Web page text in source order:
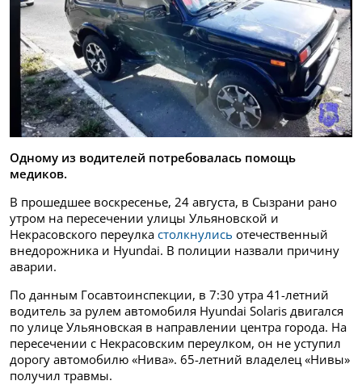
Одному из водителей потребовалась помощь
медиков.
В прошедшее воскресенье, 24 августа, в Сызрани рано
утром на пересечении улицы Ульяновской и
Некрасовского переулка столкнулись отечественный
внедорожника и Hyundai. В полиции назвали причину
аварии.
По данным Госавтоинспекции, в 7:30 утра 41-летний
водитель за рулем автомобиля Hyundai Solaris двигался
по улице Ульяновская в направлении центра города. На
пересечении с Некрасовским переулком, он не уступил
дорогу автомобилю «Нива». 65-летний владелец «Нивы»
получил травмы.